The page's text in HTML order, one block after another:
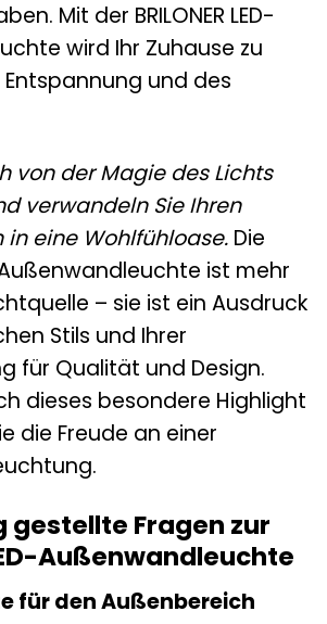
Mit der BRILONER LED-
wird Ihr Zuhause zu
und des
von der Magie des Lichts
verwandeln Sie Ihren
eine Wohlfühloase. Die
Außenwandleuchte ist mehr
– sie ist ein Ausdruck
Stils und Ihrer
für Qualität und Design.
dieses besondere Highlight
die Freude an einer
gestellte Fragen zur
Außenwandleuchte
für den Außenbereich